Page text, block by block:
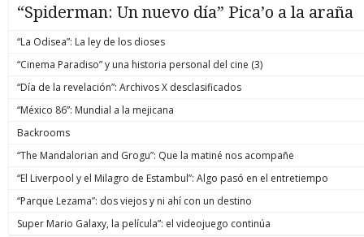
“Spiderman: Un nuevo día” Pica’o a la araña
“La Odisea”: La ley de los dioses
“Cinema Paradiso” y una historia personal del cine (3)
“Día de la revelación”: Archivos X desclasificados
“México 86”: Mundial a la mejicana
Backrooms
“The Mandalorian and Grogu”: Que la matiné nos acompañe
“El Liverpool y el Milagro de Estambul”: Algo pasó en el entretiempo
“Parque Lezama”: dos viejos y ni ahí con un destino
Super Mario Galaxy, la película”: el videojuego continúa